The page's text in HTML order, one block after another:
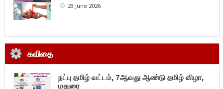
23 June 2026
கவிதை
நட்பு தமிழ் வட்டம், 7ஆவது ஆண்டு தமிழ் விழா,
மதுரை